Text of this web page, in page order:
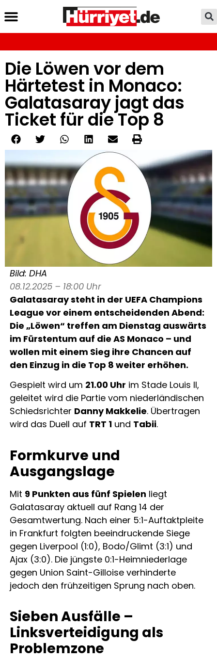
Die Löwen vor dem
Härtetest in Monaco:
Galatasaray jagt das
Ticket für die Top 8
Bild: DHA
08.12.2025 – 18:00 Uhr
Galatasaray steht in der UEFA Champions
League vor einem entscheidenden Abend:
Die „Löwen“ treffen am Dienstag auswärts
im Fürstentum auf die AS Monaco – und
wollen mit einem Sieg ihre Chancen auf
den Einzug in die Top 8 weiter erhöhen.
Gespielt wird um 21.00 Uhr im Stade Louis II,
geleitet wird die Partie vom niederländischen
Schiedsrichter Danny Makkelie. Übertragen
wird das Duell auf TRT 1 und Tabii.
Formkurve und
Ausgangslage
Mit 9 Punkten aus fünf Spielen liegt
Galatasaray aktuell auf Rang 14 der
Gesamtwertung. Nach einer 5:1-Auftaktpleite
in Frankfurt folgten beeindruckende Siege
gegen Liverpool (1:0), Bodo/Glimt (3:1) und
Ajax (3:0). Die jüngste 0:1-Heimniederlage
gegen Union Saint-Gilloise verhinderte
jedoch den frühzeitigen Sprung nach oben.
Sieben Ausfälle –
Linksverteidigung als
Problemzone